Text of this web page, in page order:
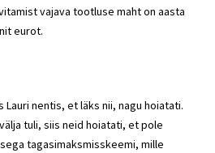
vajava tootluse maht on aasta
eurot.
Lauri nentis, et läks nii, nagu hoiatati.
tuli, siis neid hoiatati, et pole
tagasimaksmisskeemi, mille